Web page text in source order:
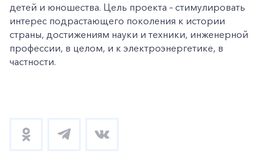
детей и юношества. Цель проекта – стимулировать
интерес подрастающего поколения к истории
страны, достижениям науки и техники, инженерной
профессии, в целом, и к электроэнергетике, в
частности.